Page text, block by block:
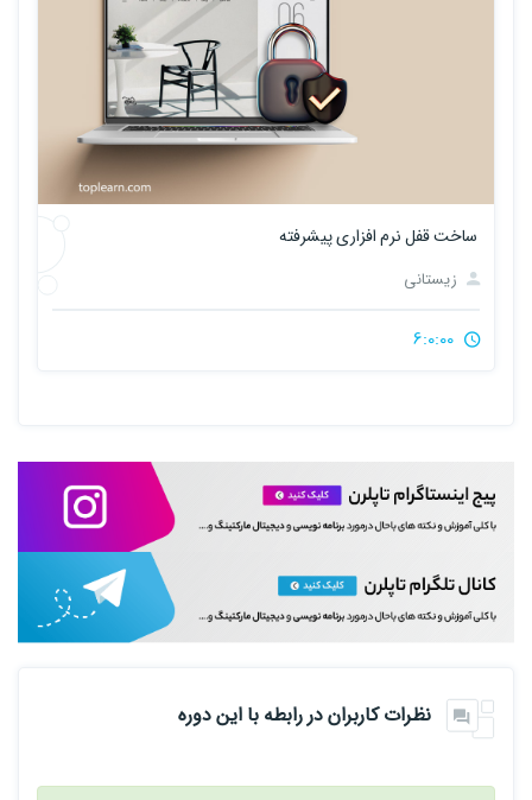
ساخت قفل نرم افزاری پیشرفته
زیستانی
نظرات کاربران در رابطه با این دوره